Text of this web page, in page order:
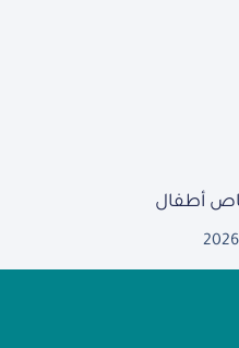
أطفال